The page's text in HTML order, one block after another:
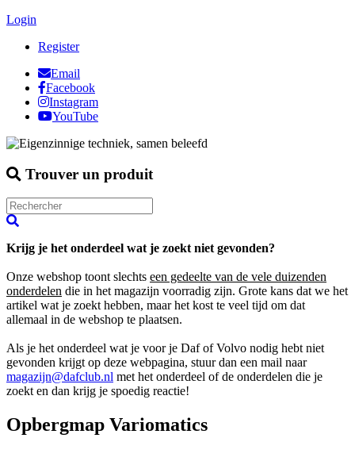
Login
Register
Email
Facebook
Instagram
YouTube
Trouver un produit
Krijg je het onderdeel wat je zoekt niet gevonden?
Onze webshop toont slechts een gedeelte van de vele duizenden
onderdelen die in het magazijn voorradig zijn. Grote kans dat we het
artikel wat je zoekt hebben, maar het kost te veel tijd om dat
allemaal in de webshop te plaatsen.
Als je het onderdeel wat je voor je Daf of Volvo nodig hebt niet
gevonden krijgt op deze webpagina, stuur dan een mail naar
magazijn@dafclub.nl met het onderdeel of de onderdelen die je
zoekt en dan krijg je spoedig reactie!
Opbergmap Variomatics